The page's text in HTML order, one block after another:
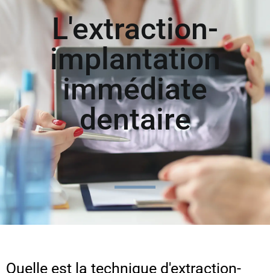
L'extraction-
implantation
immédiate
dentaire​
Quelle est la technique d'extraction-